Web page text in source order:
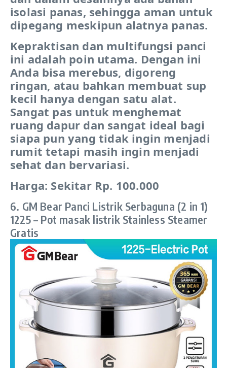
isolasi panas, sehingga aman untuk
dipegang meskipun alatnya panas.
Kepraktisan dan multifungsi panci
ini adalah poin utama. Dengan ini
Anda bisa merebus, digoreng
ringan, atau bahkan membuat sup
kecil hanya dengan satu alat.
Sangat pas untuk menghemat
ruang dapur dan sangat ideal bagi
siapa pun yang tidak ingin menjadi
rumit tetapi masih ingin menjadi
sehat dan bervariasi.
Harga: Sekitar Rp. 100.000
6. GM Bear Panci Listrik Serbaguna (2 in 1)
1225 – Pot masak listrik Stainless Steamer
Gratis